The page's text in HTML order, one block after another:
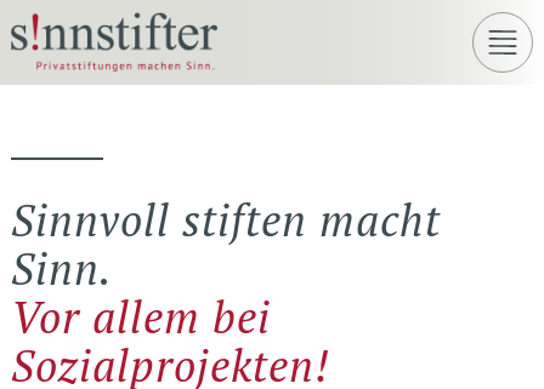
Sinnvoll stiften macht
Sinn.
Vor allem bei
Sozialprojekten!